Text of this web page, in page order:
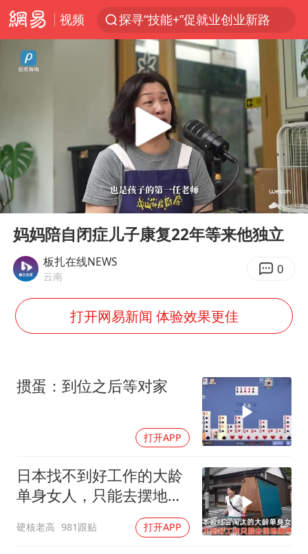
视频
探寻“技能+”促就业创业新路
李亚鹏向地铁吐血女孩捐99999元
被泰航拒载中国乘客：免费改签没兑现
台风白海豚可能在浙江登陆
38岁山东财大教授刘海明逝世
因凡蒂诺首次公开道歉
13岁少年白天写作业晚上夜市炒粉
《Monica》填词人黎彼得去世
FIFA官方支持因凡蒂诺
人贩子“梅姨”真实姓名曝光
如何把百年大党建设得更加坚强有力
多专业取消艺考 文化工作者要有文化
“银行午休1.5小时”留个窗口行不行
41岁女子为鼓励女儿考上985研究生
总书记关心百姓身边这些民生大事
Play
01:45
妈妈陪自闭症儿子康复22年等来他独立
板扎在线NEWS
云南 0
打开网易新闻 体验效果更佳
掼蛋：到位之后等对家
打开APP
日本找不到好工作的大龄
单身女人，只能去摆地
摊，一天有多心累？
硬核老高 981跟贴 打开APP